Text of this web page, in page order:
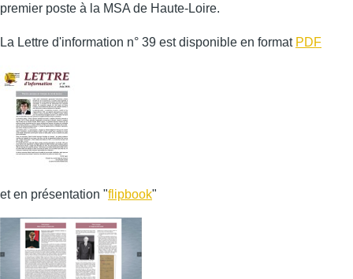
premier poste à la MSA de Haute-Loire.
La Lettre d'information n° 39 est disponible en format PDF
et en présentation "flipbook"